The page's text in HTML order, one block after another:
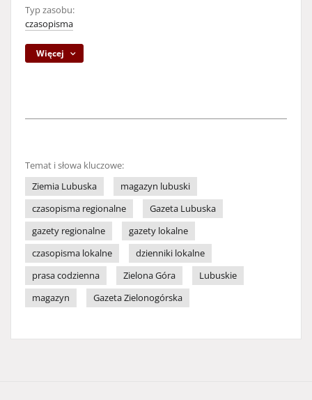
Typ zasobu:
czasopisma
Więcej
Temat i słowa kluczowe:
Ziemia Lubuska
magazyn lubuski
czasopisma regionalne
Gazeta Lubuska
gazety regionalne
gazety lokalne
czasopisma lokalne
dzienniki lokalne
prasa codzienna
Zielona Góra
Lubuskie
magazyn
Gazeta Zielonogórska